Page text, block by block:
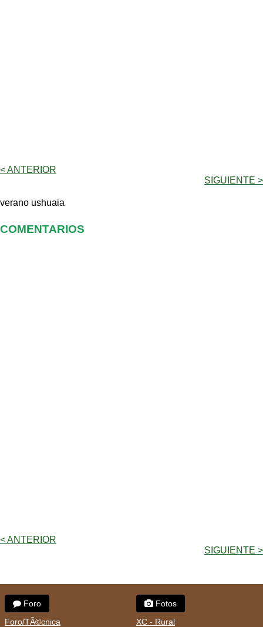
< ANTERIOR
SIGUIENTE >
verano ushuaia
COMENTARIOS
< ANTERIOR
SIGUIENTE >
Foro
Foro/TÃ©cnica
Fotos
XC - Rural